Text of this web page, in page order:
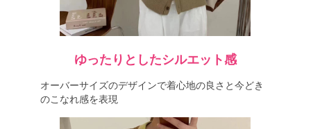
ゆったりとしたシルエット感
オーバーサイズのデザインで着心地の良さと今どき
のこなれ感を表現